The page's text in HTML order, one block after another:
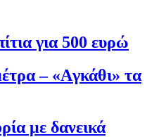
για 500 ευρώ
– «Aγκάθι» τα
με δανεικά